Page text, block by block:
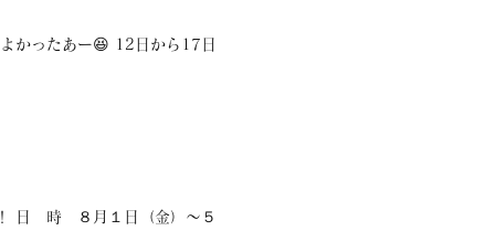
かったあー😆 12日から17日
！ 日 時 ８月１日（金）〜５